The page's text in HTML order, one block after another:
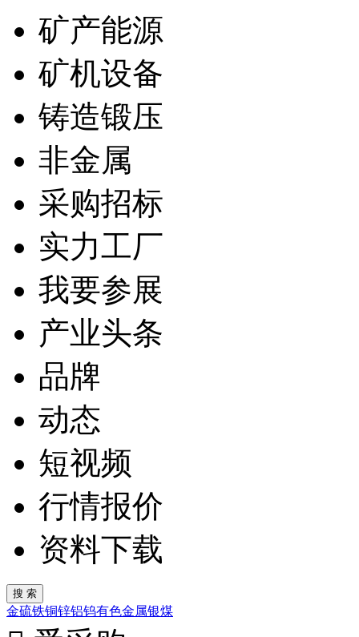
矿产能源
矿机设备
铸造锻压
非金属
采购招标
实力工厂
我要参展
产业头条
品牌
动态
短视频
行情报价
资料下载
金硫铁铜锌铝钨有色金属银煤